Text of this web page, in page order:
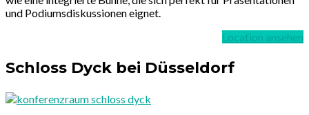
und Podiumsdiskussionen eignet.
Location ansehen
Schloss Dyck bei Düsseldorf